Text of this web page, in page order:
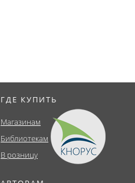
ГДЕ КУПИТЬ
Магазинам
Библиотекам
В розницу